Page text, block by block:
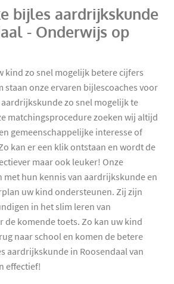
bijles aardrijkskunde
- Onderwijs op
kind zo snel mogelijk betere cijfers
staan onze ervaren bijlescoaches voor
zo snel mogelijk te
matchingsprocedure zoeken wij altijd
gemeenschappelijke interesse of
kan er een klik ontstaan en wordt de
maar ook leuker! Onze
met hun kennis van aardrijkskunde en
uw kind ondersteunen. Zij zijn
in het slim leren van
de komende toets. Zo kan uw kind
naar school en komen de betere
aardrijkskunde in Roosendaal van
effectief!